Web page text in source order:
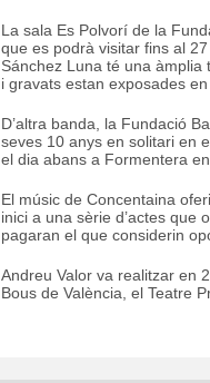
La sala Es Polvorí de la
que es podrà visitar fins al 27
Sánchez Luna té una àmplia
i gravats estan exposades
D’altra banda, la Fundació
seves 10 anys en solitari en
el dia abans a Formentera
El músic de Concentaina
inici a una sèrie d’actes que
pagaran el que considerin
Andreu Valor va realitzar en
Bous de València, el Teatre